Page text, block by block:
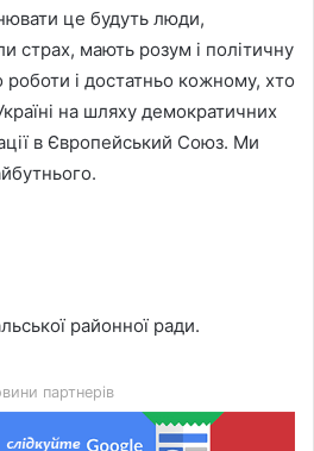
це будуть люди,
страх, мають розум і політичну
і достатньо кожному, хто
на шляху демократичних
в Європейський Союз. Ми
районної ради.
партнерів